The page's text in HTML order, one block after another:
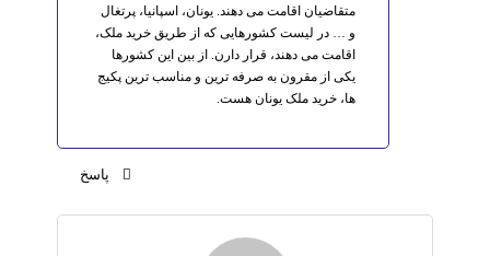
متقاضیان اقامت می دهند. یونان، اسپانیا، پرتغال
و … در لیست کشورهایی که از طریق خرید ملک،
اقامت می دهند، قرار دارن. از بین این کشورها
یکی از مقرون به صرفه ترین و مناسب ترین پکیج
ها، خرید ملک یونان هست.
پاسخ